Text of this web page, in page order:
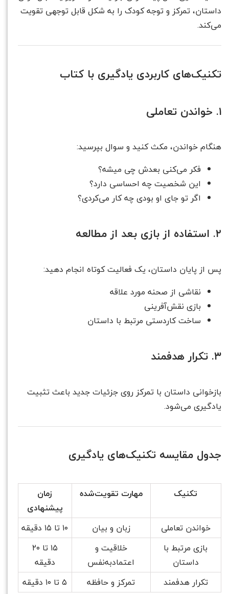
داستان، تمرکز و توجه کودک را به شکل قابل توجهی تقویت
می‌کند.
تکنیک‌های کاربردی یادگیری با کتاب
۱. خواندن تعاملی
هنگام خواندن، مکث کنید و سوال بپرسید:
فکر می‌کنی بعدش چی میشه؟
این شخصیت چه احساسی دارد؟
اگر تو جای او بودی چه کار می‌کردی؟
۲. استفاده از بازی بعد از مطالعه
پس از پایان داستان، یک فعالیت کوتاه انجام دهید:
نقاشی از صحنه مورد علاقه
بازی نقش‌آفرینی
ساخت کاردستی مرتبط با داستان
۳. تکرار هدفمند
بازخوانی داستان با تمرکز روی جزئیات جدید باعث تثبیت
یادگیری می‌شود.
جدول مقایسه تکنیک‌های یادگیری
تکنیک مهارت تقویت‌شده
زمان
پیشنهادی
خواندن تعاملی
زبان و بیان
۱۰ تا ۱۵ دقیقه
بازی مرتبط با
داستان
خلاقیت و
اعتمادبه‌نفس
۱۵ تا ۲۰
دقیقه
تکرار هدفمند
تمرکز و حافظه ۵ تا ۱۰ دقیقه